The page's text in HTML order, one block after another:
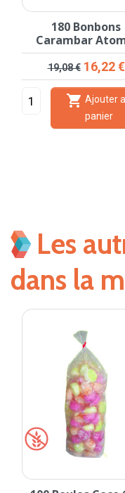
180 Bonbons
Carambar
Prix de base
19,08 € Prix
16,22 €
 Ajouter au
panier
Les
dans la